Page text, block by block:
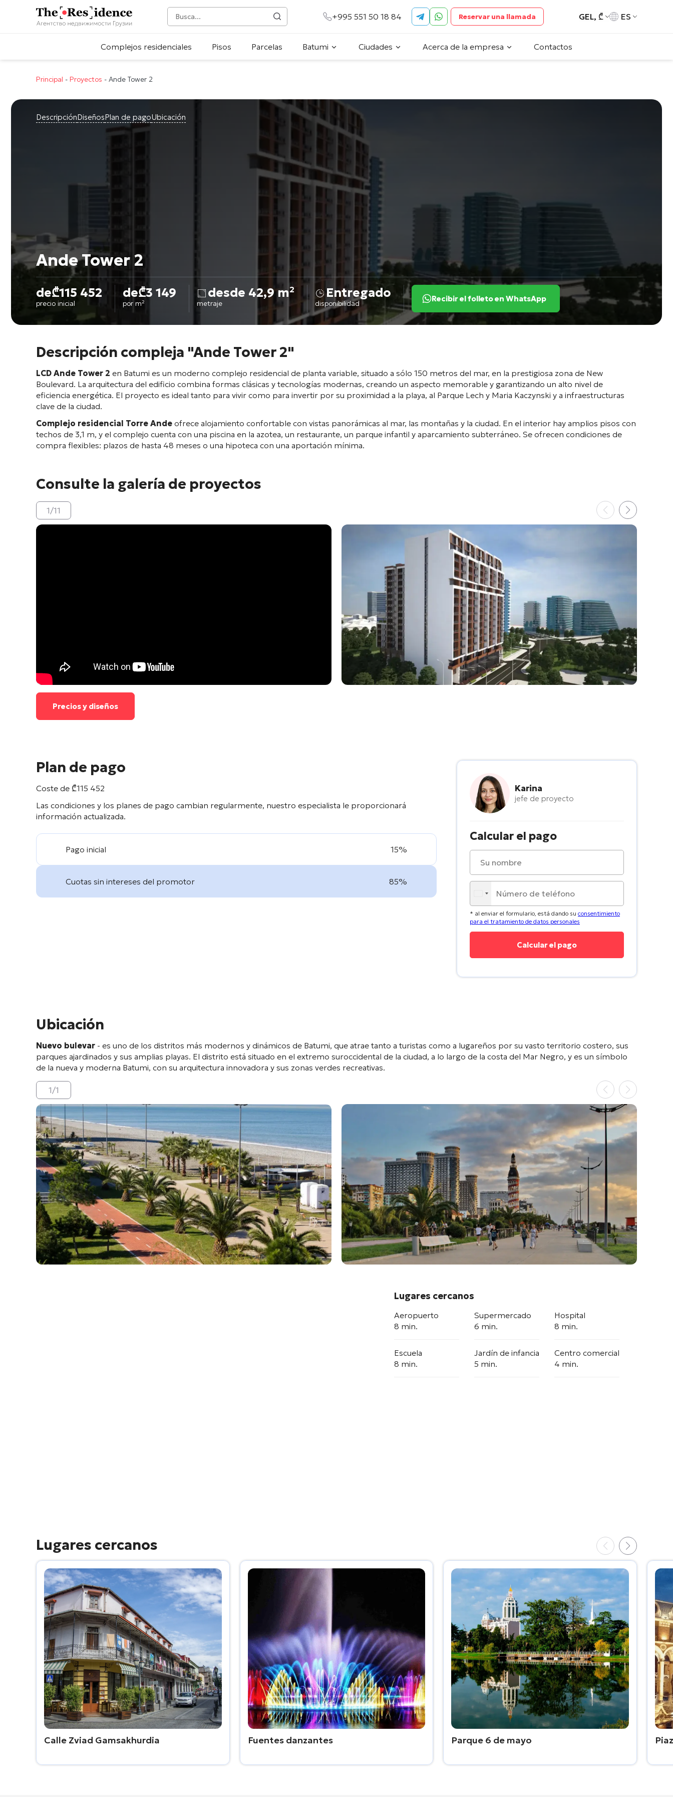
+995 551 50 18 84 Reservar una llamada GEL, ₾ ES
Complejos residenciales Pisos Parcelas Batumi Ciudades Acerca de la empresa Contactos
Principal - Proyectos - Ande Tower 2
DescripciónDiseñosPlan de pagoUbicación
Ande Tower 2
de₾115 452
precio inicial
de₾3 149
por m²
desde 42,9 m²
metraje
Entregado
disponibilidad Recibir el folleto en WhatsApp
Descripción compleja "Ande Tower 2"
LCD Ande Tower 2 en Batumi es un moderno complejo residencial de planta variable, situado a sólo 150 metros del mar, en la prestigiosa zona de New
Boulevard. La arquitectura del edificio combina formas clásicas y tecnologías modernas, creando un aspecto memorable y garantizando un alto nivel de
eficiencia energética. El proyecto es ideal tanto para vivir como para invertir por su proximidad a la playa, al Parque Lech y Maria Kaczynski y a infraestructuras
clave de la ciudad.
Complejo residencial Torre Ande ofrece alojamiento confortable con vistas panorámicas al mar, las montañas y la ciudad. En el interior hay amplios pisos con
techos de 3,1 m, y el complejo cuenta con una piscina en la azotea, un restaurante, un parque infantil y aparcamiento subterráneo. Se ofrecen condiciones de
compra flexibles: plazos de hasta 48 meses o una hipoteca con una aportación mínima.
Consulte la galería de proyectos
1/11
Precios y diseños
Plan de pago
Coste de ₾115 452
Las condiciones y los planes de pago cambian regularmente, nuestro especialista le proporcionará
información actualizada.
Pago inicial 15%
Cuotas sin intereses del promotor 85%
Karina
jefe de proyecto
Calcular el pago
* al enviar el formulario, está dando su consentimiento
para el tratamiento de datos personales
Ubicación
Nuevo bulevar - es uno de los distritos más modernos y dinámicos de Batumi, que atrae tanto a turistas como a lugareños por su vasto territorio costero, sus
parques ajardinados y sus amplias playas. El distrito está situado en el extremo suroccidental de la ciudad, a lo largo de la costa del Mar Negro, y es un símbolo
de la nueva y moderna Batumi, con su arquitectura innovadora y sus zonas verdes recreativas.
1/1
Lugares cercanos
Aeropuerto
8 min.
Supermercado
6 min.
Hospital
8 min.
Escuela
8 min.
Jardín de infancia
5 min.
Centro comercial
4 min.
Lugares cercanos
Calle Zviad Gamsakhurdia Fuentes danzantes Parque 6 de mayo